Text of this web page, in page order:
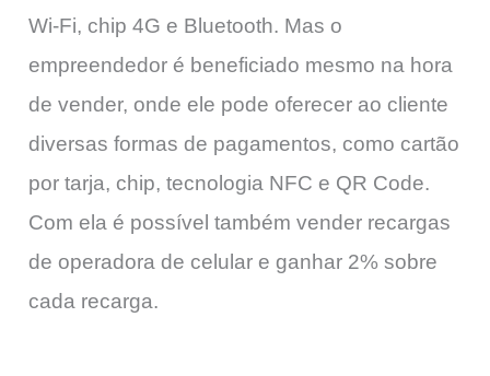
Wi-Fi, chip 4G e Bluetooth. Mas o
empreendedor é beneficiado mesmo na hora
de vender, onde ele pode oferecer ao cliente
diversas formas de pagamentos, como cartão
por tarja, chip, tecnologia NFC e QR Code.
Com ela é possível também vender recargas
de operadora de celular e ganhar 2% sobre
cada recarga.